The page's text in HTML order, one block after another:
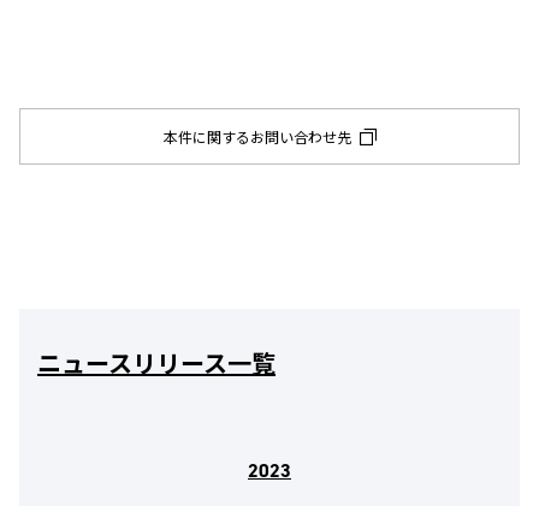
本件に関するお問い合わせ先
ニュースリリース一覧
2023